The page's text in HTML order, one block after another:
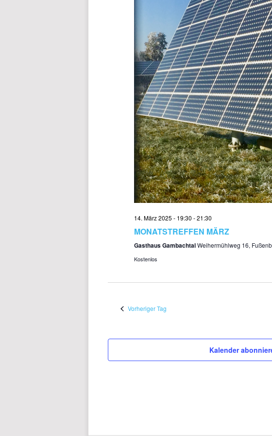
14. März 2025 - 19:30 -21:30
MONATSTREFFEN MÄRZ
Gasthaus GambachtalWeihermühlweg 16,
Kostenlos
Vorheriger Tag
Kalender